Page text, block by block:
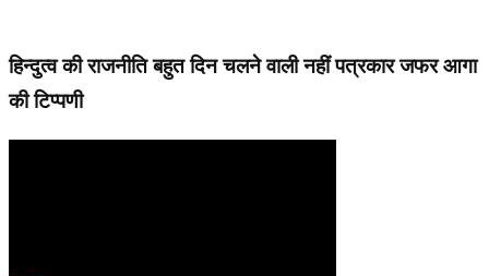
हिन्दुत्व की राजनीति बहुत दिन चलने वाली नहीं पत्रकार जफर आगा
की टिप्पणी